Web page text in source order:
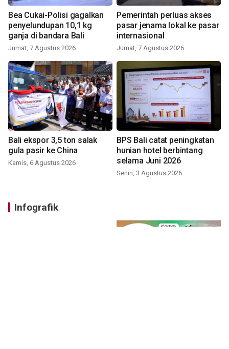
Bea Cukai-Polisi gagalkan
penyelundupan 10,1 kg
ganja di bandara Bali
Jumat, 7 Agustus 2026
Pemerintah perluas akses
pasar jenama lokal ke pasar
internasional
Jumat, 7 Agustus 2026
Bali ekspor 3,5 ton salak
gula pasir ke China
Kamis, 6 Agustus 2026
BPS Bali catat peningkatan
hunian hotel berbintang
selama Juni 2026
Senin, 3 Agustus 2026
Infografik